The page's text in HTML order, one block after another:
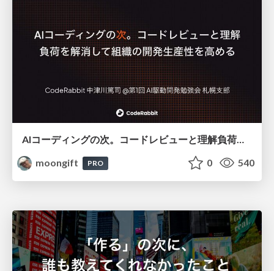
AIコーディングの次。コードレビューと理解負荷を解消して組織の開発生産性を高める
moongift
PRO 0 540